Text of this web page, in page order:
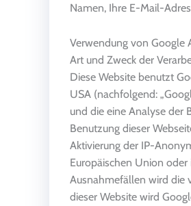
Namen, Ihre E-Mail-
Verwendung von Google
Art und Zweck der
Diese Website benutzt
USA (nachfolgend:
und die eine Analyse der
Benutzung dieser
Aktivierung der IP-
Europäischen Union
Ausnahmefällen wird die
dieser Website wird